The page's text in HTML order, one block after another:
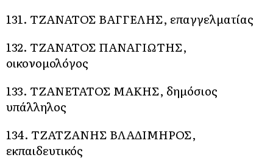
131. ΤΖΑΝΑΤΟΣ ΒΑΓΓΕΛΗΣ, επαγγελματίας
132. ΤΖΑΝΑΤΟΣ ΠΑΝΑΓΙΩΤΗΣ,
οικονομολόγος
133. ΤΖΑΝΕΤΑΤΟΣ ΜΑΚΗΣ, δημόσιος
υπάλληλος
134. ΤΖΑΤΖΑΝΗΣ ΒΛΑΔΙΜΗΡΟΣ,
εκπαιδευτικός